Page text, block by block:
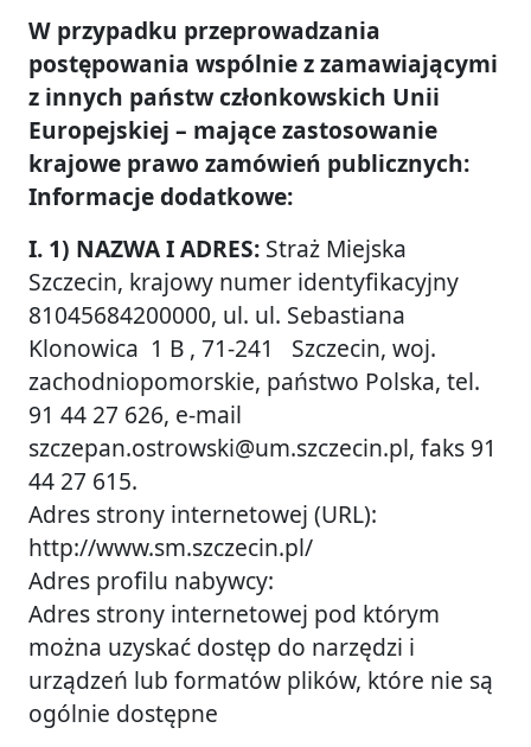
W przypadku przeprowadzania
postępowania wspólnie z zamawiającymi
z innych państw członkowskich Unii
Europejskiej – mające zastosowanie
krajowe prawo zamówień publicznych:
Informacje dodatkowe:
I. 1) NAZWA I ADRES: Straż Miejska
Szczecin, krajowy numer identyfikacyjny
81045684200000, ul. ul. Sebastiana
Klonowica 1 B , 71-241 Szczecin, woj.
zachodniopomorskie, państwo Polska, tel.
91 44 27 626, e-mail
szczepan.ostrowski@um.szczecin.pl, faks 91
44 27 615.
Adres strony internetowej (URL):
http://www.sm.szczecin.pl/
Adres profilu nabywcy:
Adres strony internetowej pod którym
można uzyskać dostęp do narzędzi i
urządzeń lub formatów plików, które nie są
ogólnie dostępne